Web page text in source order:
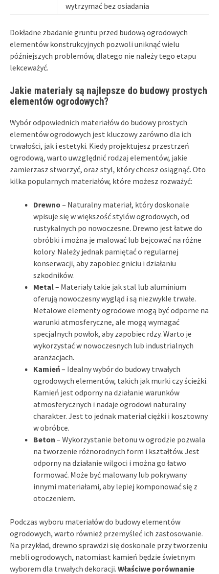
wytrzymać bez osiadania
Dokładne zbadanie gruntu przed budową ogrodowych
elementów konstrukcyjnych pozwoli uniknąć wielu
późniejszych problemów, dlatego nie należy tego etapu
lekceważyć.
Jakie materiały są najlepsze do budowy prostych
elementów ogrodowych?
Wybór odpowiednich materiałów do budowy prostych
elementów ogrodowych jest kluczowy zarówno dla ich
trwałości, jak i estetyki. Kiedy projektujesz przestrzeń
ogrodową, warto uwzględnić rodzaj elementów, jakie
zamierzasz stworzyć, oraz styl, który chcesz osiągnąć. Oto
kilka popularnych materiałów, które możesz rozważyć:
Drewno – Naturalny materiał, który doskonale
wpisuje się w większość stylów ogrodowych, od
rustykalnych po nowoczesne. Drewno jest łatwe do
obróbki i można je malować lub bejcować na różne
kolory. Należy jednak pamiętać o regularnej
konserwacji, aby zapobiec gniciu i działaniu
szkodników.
Metal– Materiały takie jak stal lub aluminium
oferują nowoczesny wygląd i są niezwykle trwałe.
Metalowe elementy ogrodowe mogą być odporne na
warunki atmosferyczne, ale mogą wymagać
specjalnych powłok, aby zapobiec rdzy. Warto je
wykorzystać w nowoczesnych lub industrialnych
aranżacjach.
Kamień– Idealny wybór do budowy trwałych
ogrodowych elementów, takich jak murki czy ścieżki.
Kamień jest odporny na działanie warunków
atmosferycznych i nadaje ogrodowi naturalny
charakter. Jest to jednak materiał ciężki i kosztowny
w obróbce.
Beton – Wykorzystanie betonu w ogrodzie pozwala
na tworzenie różnorodnych form i kształtów. Jest
odporny na działanie wilgoci i można go łatwo
formować. Może być malowany lub pokrywany
innymi materiałami, aby lepiej komponować się z
otoczeniem.
Podczas wyboru materiałów do budowy elementów
ogrodowych, warto również przemyśleć ich zastosowanie.
Na przykład, drewno sprawdzi się doskonale przy tworzeniu
mebli ogrodowych, natomiast kamień będzie świetnym
wyborem dla trwałych dekoracji. Właściwe porównanie